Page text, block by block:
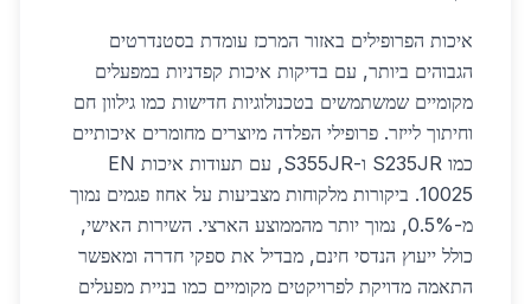
איכות הפרופילים באזור המרכז עומדת בסטנדרטים
הגבוהים ביותר, עם בדיקות איכות קפדניות במפעלים
מקומיים שמשתמשים בטכנולוגיות חדישות כמו גילוון חם
וחיתוך לייזר. פרופילי הפלדה מיוצרים מחומרים איכותיים
כמו S235JR ו-S355JR, עם תעודות איכות EN
10025. ביקורות מלקוחות מצביעות על אחוז פגמים נמוך
מ-0.5%, נמוך יותר מהממוצע הארצי. השירות האישי,
כולל ייעוץ הנדסי חינם, מבדיל את ספקי חדרה ומאפשר
התאמה מדויקת לפרויקטים מקומיים כמו בניית מפעלים